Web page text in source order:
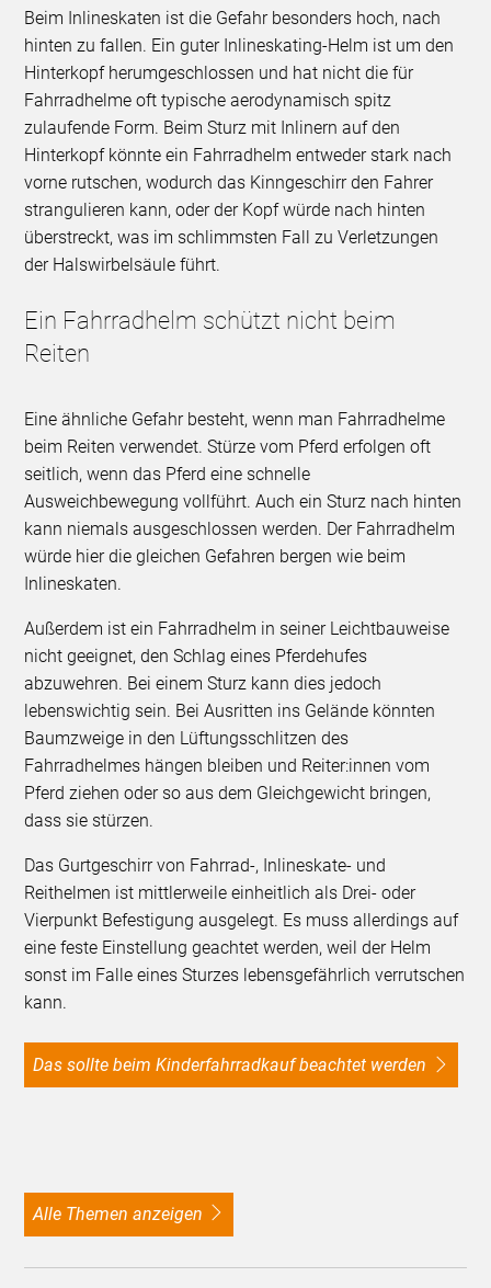
Beim Inlineskaten ist die Gefahr besonders hoch, nach
hinten zu fallen. Ein guter Inlineskating-Helm ist um den
Hinterkopf herumgeschlossen und hat nicht die für
Fahrradhelme oft typische aerodynamisch spitz
zulaufende Form. Beim Sturz mit Inlinern auf den
Hinterkopf könnte ein Fahrradhelm entweder stark nach
vorne rutschen, wodurch das Kinngeschirr den Fahrer
strangulieren kann, oder der Kopf würde nach hinten
überstreckt, was im schlimmsten Fall zu Verletzungen
der Halswirbelsäule führt.
Ein Fahrradhelm schützt nicht beim
Reiten
Eine ähnliche Gefahr besteht, wenn man Fahrradhelme
beim Reiten verwendet. Stürze vom Pferd erfolgen oft
seitlich, wenn das Pferd eine schnelle
Ausweichbewegung vollführt. Auch ein Sturz nach hinten
kann niemals ausgeschlossen werden. Der Fahrradhelm
würde hier die gleichen Gefahren bergen wie beim
Inlineskaten.
Außerdem ist ein Fahrradhelm in seiner Leichtbauweise
nicht geeignet, den Schlag eines Pferdehufes
abzuwehren. Bei einem Sturz kann dies jedoch
lebenswichtig sein. Bei Ausritten ins Gelände könnten
Baumzweige in den Lüftungsschlitzen des
Fahrradhelmes hängen bleiben und Reiter:innen vom
Pferd ziehen oder so aus dem Gleichgewicht bringen,
dass sie stürzen.
Das Gurtgeschirr von Fahrrad-, Inlineskate- und
Reithelmen ist mittlerweile einheitlich als Drei- oder
Vierpunkt Befestigung ausgelegt. Es muss allerdings auf
eine feste Einstellung geachtet werden, weil der Helm
sonst im Falle eines Sturzes lebensgefährlich verrutschen
kann.
Das sollte beim Kinderfahrradkauf beachtet werden
alle Themen anzeigen